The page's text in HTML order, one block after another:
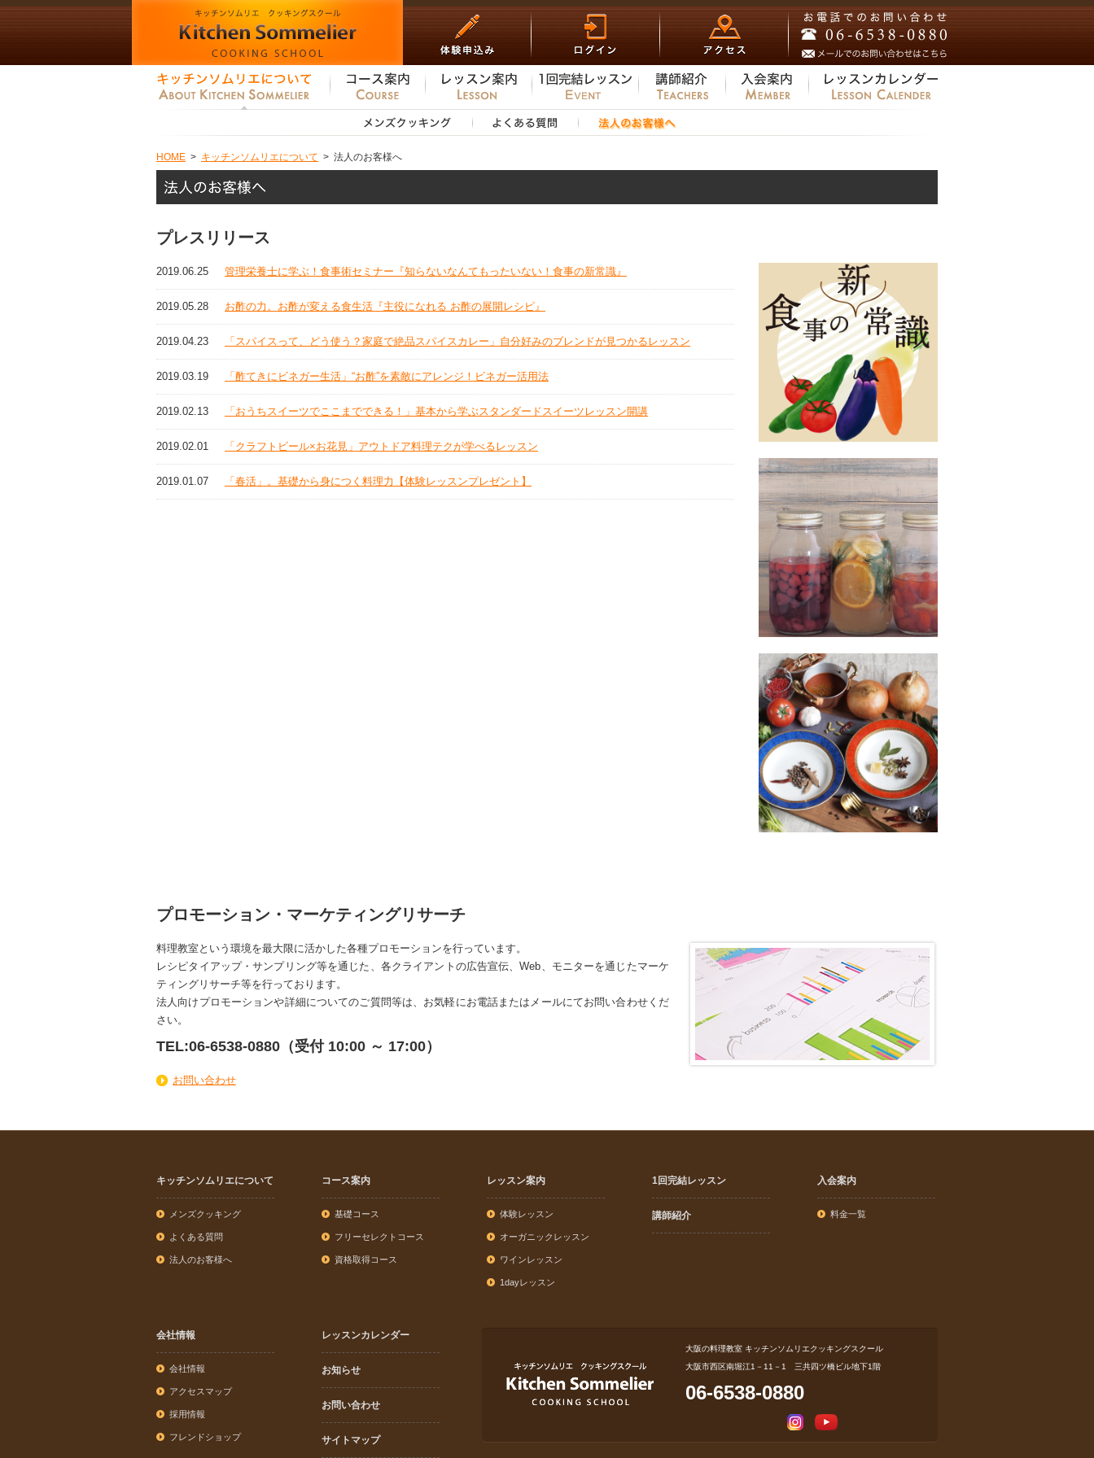
HOME > キッチンソムリエについて > 法人のお客様へ
プレスリリース
2019.06.25 管理栄養士に学ぶ！食事術セミナー『知らないなんてもったいない！食事の新常識』
2019.05.28 お酢の力。お酢が変える食生活『主役になれる お酢の展開レシピ』
2019.04.23 「スパイスって、どう使う？家庭で絶品スパイスカレー」自分好みのブレンドが見つかるレッスン
2019.03.19 「酢てきにビネガー生活」“お酢”を素敵にアレンジ！ビネガー活用法
2019.02.13 「おうちスイーツでここまでできる！」基本から学ぶスタンダードスイーツレッスン開講
2019.02.01 「クラフトビール×お花見」アウトドア料理テクが学べるレッスン
2019.01.07 「春活」。基礎から身につく料理力【体験レッスンプレゼント】
プロモーション・マーケティングリサーチ
料理教室という環境を最大限に活かした各種プロモーションを行っています。
レシピタイアップ・サンプリング等を通じた、各クライアントの広告宣伝、Web、モニターを通じたマーケ
ティングリサーチ等を行っております。
法人向けプロモーションや詳細についてのご質問等は、お気軽にお電話またはメールにてお問い合わせくだ
さい。
TEL:06-6538-0880（受付 10:00 ～ 17:00）
お問い合わせ
キッチンソムリエについて
メンズクッキング
よくある質問
法人のお客様へ
コース案内
基礎コース
フリーセレクトコース
資格取得コース
レッスン案内
体験レッスン
オーガニックレッスン
ワインレッスン
1dayレッスン
1回完結レッスン
講師紹介
入会案内
料金一覧
会社情報
会社情報
アクセスマップ
採用情報
フレンドショップ
レッスンカレンダー
お知らせ
お問い合わせ
サイトマップ
大阪の料理教室 キッチンソムリエクッキングスクール
大阪市西区南堀江1－11－1 三共四ツ橋ビル地下1階
06-6538-0880